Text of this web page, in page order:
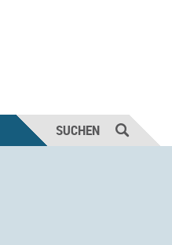
SUCHEN